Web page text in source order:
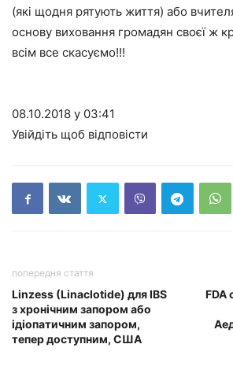
(які щодня рятують життя) або
основу виховання громадян своєї ж
всім все скасуємо!!!
08.10.2018 у 03:41
Увійдіть щоб відповісти
попередня стаття
Linzess (Linaclotide) для IBS
з хронічним запором або
ідіопатичним запором,
тепер доступним, США
FDA